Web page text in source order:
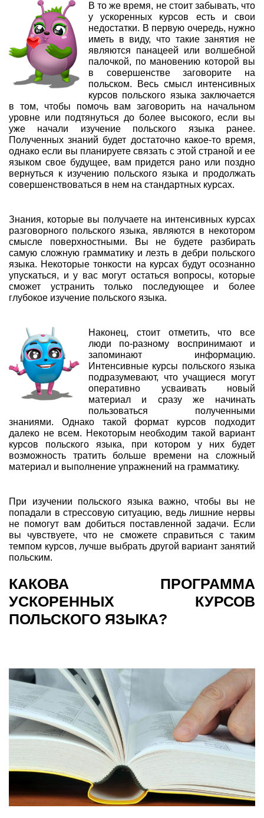
В то же время, не стоит забывать, что
у ускоренных курсов есть и свои
недостатки. В первую очередь, нужно
иметь в виду, что такие занятия не
являются панацеей или волшебной
палочкой, по мановению которой вы
в совершенстве заговорите на
польском. Весь смысл интенсивных
курсов польского языка заключается
в том, чтобы помочь вам заговорить на начальном
уровне или подтянуться до более высокого, если вы
уже начали изучение польского языка ранее.
Полученных знаний будет достаточно какое-то время,
однако если вы планируете связать с этой страной и ее
языком свое будущее, вам придется рано или поздно
вернуться к изучению польского языка и продолжать
совершенствоваться в нем на стандартных курсах.
Знания, которые вы получаете на интенсивных курсах
разговорного польского языка, являются в некотором
смысле поверхностными. Вы не будете разбирать
самую сложную грамматику и лезть в дебри польского
языка. Некоторые тонкости на курсах будут осознанно
упускаться, и у вас могут остаться вопросы, которые
сможет устранить только последующее и более
глубокое изучение польского языка.
Наконец, стоит отметить, что все
люди по-разному воспринимают и
запоминают информацию.
Интенсивные курсы польского языка
подразумевают, что учащиеся могут
оперативно усваивать новый
материал и сразу же начинать
пользоваться полученными
знаниями. Однако такой формат курсов подходит
далеко не всем. Некоторым необходим такой вариант
курсов польского языка, при котором у них будет
возможность тратить больше времени на сложный
материал и выполнение упражнений на грамматику.
При изучении польского языка важно, чтобы вы не
попадали в стрессовую ситуацию, ведь лишние нервы
не помогут вам добиться поставленной задачи. Если
вы чувствуете, что не сможете справиться с таким
темпом курсов, лучше выбрать другой вариант занятий
польским.
КАКОВА ПРОГРАММА
УСКОРЕННЫХ КУРСОВ
ПОЛЬСКОГО ЯЗЫКА?